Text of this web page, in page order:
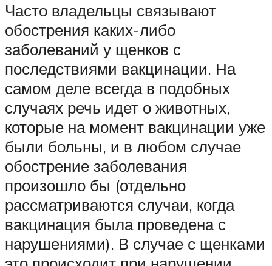
Часто владельцы связывают
обострения каких-либо
заболеваний у щенков с
последствиями вакцинации. На
самом деле всегда в подобных
случаях речь идет о животных,
которые на момент вакцинации уже
были больны, и в любом случае
обострение заболевания
произошло бы (отдельно
рассматриваются случаи, когда
вакцинация была проведена с
нарушениями). В случае с щенками